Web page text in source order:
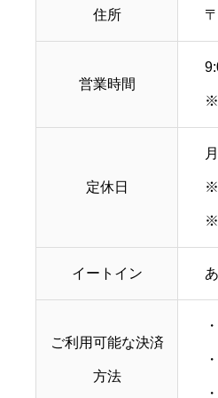
住所
営業時間
※
定休日 ※
※
イートイン
ご利用可能な決済
方法